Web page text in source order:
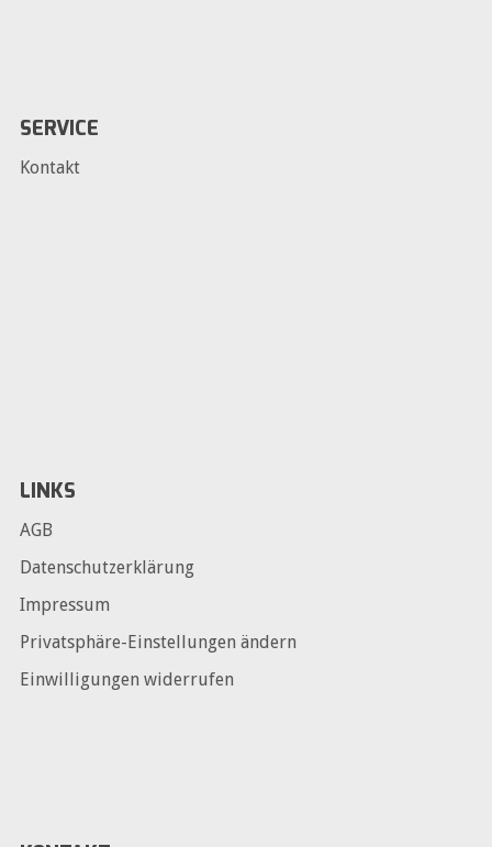
SERVICE
Kontakt
LINKS
AGB
Datenschutzerklärung
Impressum
Privatsphäre-Einstellungen ändern
Einwilligungen widerrufen